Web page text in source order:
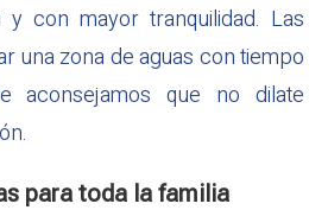
y con mayor tranquilidad. Las
una zona de aguas con tiempo
aconsejamos que no dilate
para toda la familia